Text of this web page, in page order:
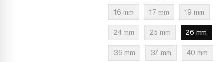
16 mm 17 mm 19 mm
24 mm 25 mm 26 mm
36 mm 37 mm 40 mm